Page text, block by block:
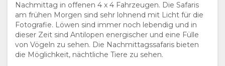
ÜBER
UNS
WARUM HIER
AUFENTHALT
Nachmittag in offenen 4 x 4 Fahrzeugen. Die Safaris
am frühen Morgen sind sehr lohnend mit Licht für die
Fotografie. Löwen sind immer noch lebendig und in
dieser Zeit sind Antilopen energischer und eine Fülle
von Vögeln zu sehen. Die Nachmittagssafaris bieten
die Möglichkeit, nächtliche Tiere zu sehen.